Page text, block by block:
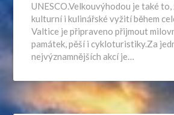
UNESCO.Velkouvýhodou je také
kulturní i kulinářské vyžití během
Valtice je připraveno přijmout
památek, pěší i cykloturistiky.Za
nejvýznamnějších akcí je…